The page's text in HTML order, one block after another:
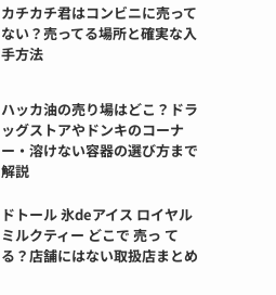
カチカチ君はコンビニに売って
ない？売ってる場所と確実な入
手方法
ハッカ油の売り場はどこ？ドラ
ッグストアやドンキのコーナ
ー・溶けない容器の選び方まで
解説
ドトール 氷deアイス ロイヤル
ミルクティー どこで 売っ て
る？店舗にはない取扱店まとめ